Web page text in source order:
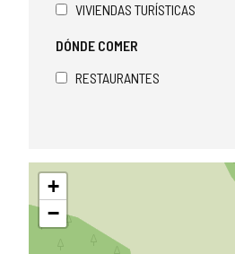
VIVIENDAS TURÍSTICAS
DÓNDE COMER
RESTAURANTES
Saltar
mapa
+
−